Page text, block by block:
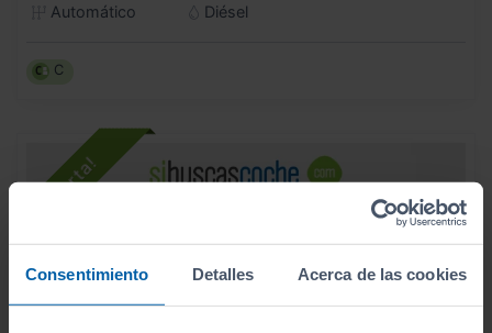
Consentimiento Detalles Acerca de las cookies
Automático
Diésel
C